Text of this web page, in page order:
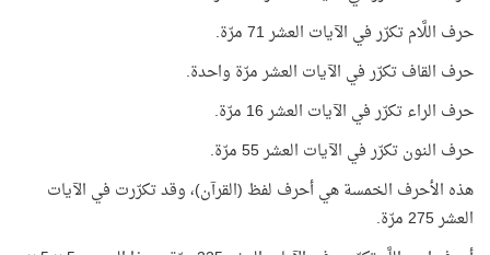
حرف اللَّام تكرّر في الآيات العشر 71 مرّة.
حرف القاف تكرّر في الآيات العشر مرّة واحدة.
حرف الراء تكرّر في الآيات العشر 16 مرّة.
حرف النون تكرّر في الآيات العشر 55 مرّة.
هذه الأحرف الخمسة هي أحرف لفظ (القرآن)، وقد تكرّرت في الآيات
العشر 275 مرّة.